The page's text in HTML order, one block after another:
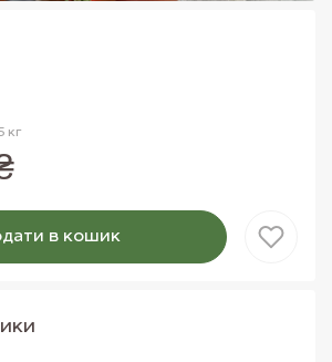
кг
в кошик
доданий в кошик